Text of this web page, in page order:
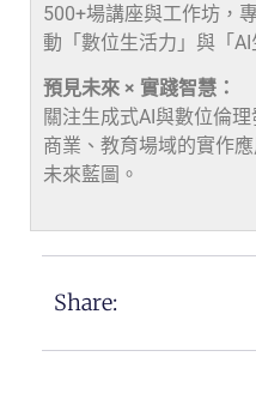
500+場講座與工作坊，
動「數位生活力」與「
預見未來 × 實踐智慧：
關注生成式AI與數位倫
商業、教育場域的實作
未來藍圖。
Share: